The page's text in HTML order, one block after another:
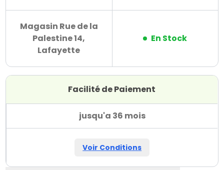
Magasin Rue de la
Palestine 14,
Lafayette
En Stock
Facilité de Paiement
jusqu'a 36 mois
Voir Conditions